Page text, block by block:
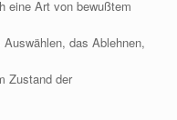
eine Art von bewußtem
das Ablehnen,
Zustand der